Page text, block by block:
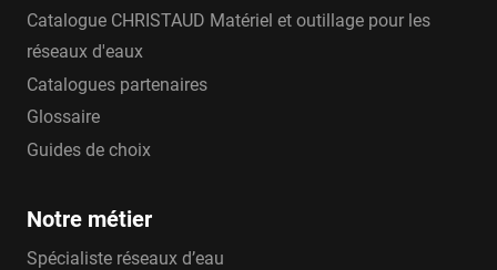
Catalogue CHRISTAUD Matériel et outillage pour les
réseaux d'eaux
Catalogues partenaires
Glossaire
Guides de choix
Notre métier
Spécialiste réseaux d’eau